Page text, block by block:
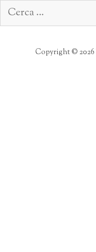
Ricerca
per:
Copyright ©